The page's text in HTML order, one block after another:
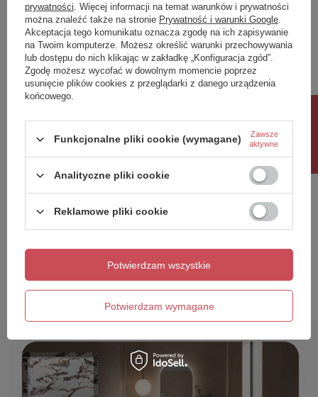
Treść twojej opinii
Twoje imię
Twój email
Wyślij opinię
prywatności . Więcej informacji na temat warunków i prywatności
można znaleźć także na stronie Prywatność i warunki Google
Akceptacja tego komunikatu oznacza zgodę na ich zapisywanie
na Twoim komputerze. Możesz określić warunki przechowywania
lub dostępu do nich klikając w zakładkę „Konfiguracja zgód”.
Zgodę możesz wycofać w dowolnym momencie poprzez
usunięcie plików cookies z przeglądarki z danego urządzenia
końcowego.
Funkcjonalne pliki cookie (wymagane)
Zawsze
aktywne
Analityczne pliki cookie
Reklamowe pliki cookie
Potwierdzam wymagane
Potwierdzam wszystkie